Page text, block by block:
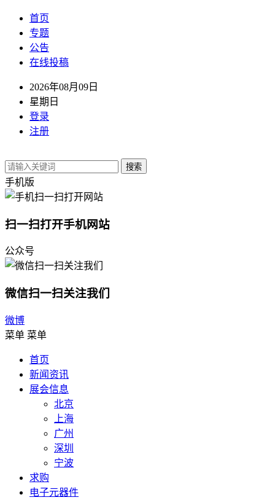
首页
专题
公告
在线投稿
2026年08月09日
星期日
登录
注册
搜索
手机版
扫一扫打开手机网站
公众号
微信扫一扫关注我们
微博
菜单 菜单
首页
新闻资讯
展会信息
北京
上海
广州
深圳
宁波
求购
电子元器件